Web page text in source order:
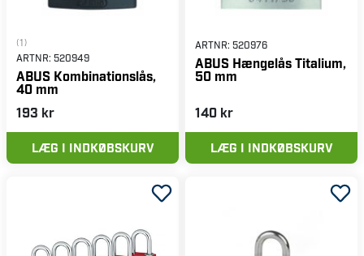
(1)
ARTNR: 520949
ABUS Kombinationslås,
40 mm
193 kr
LÆG I INDKØBSKURV
ARTNR: 520976
ABUS Hængelås Titalium,
50 mm
140 kr
LÆG I INDKØBSKURV